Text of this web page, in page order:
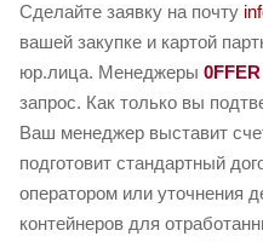
Сделайте заявку на почту
вашей закупке и картой
юр.лица. Менеджеры 0FFER
запрос. Как только вы
Ваш менеджер выставит
подготовит стандартный
оператором или уточнения
контейнеров для